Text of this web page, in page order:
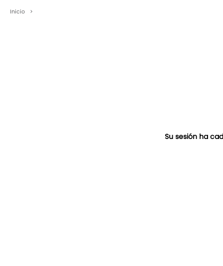
Inicio >
Su sesión ha